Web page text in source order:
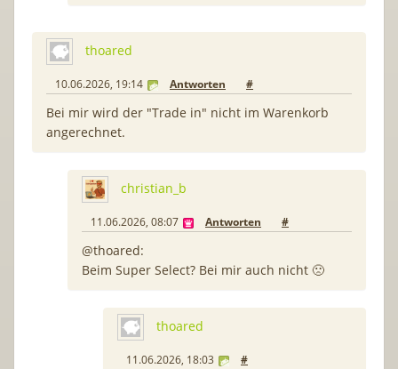
thoared
10.06.2026, 19:14 Antworten #
Bei mir wird der "Trade in" nicht im Warenkorb
angerechnet.
christian_b
11.06.2026, 08:07 Antworten #
@thoared:
Beim Super Select? Bei mir auch nicht 🙁
thoared
11.06.2026, 18:03 #